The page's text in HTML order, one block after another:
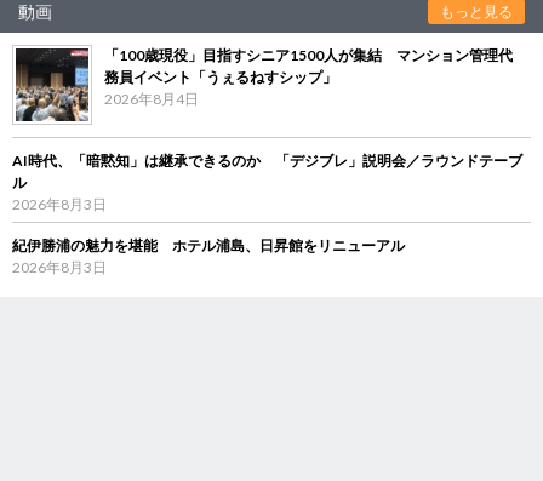
動画 もっと見る
「100歳現役」目指すシニア1500人が集結 マンション管理代
務員イベント「うぇるねすシップ」
2026年8月4日
AI時代、「暗黙知」は継承できるのか 「デジブレ」説明会／ラウンドテーブ
ル
2026年8月3日
紀伊勝浦の魅力を堪能 ホテル浦島、日昇館をリニューアル
2026年8月3日